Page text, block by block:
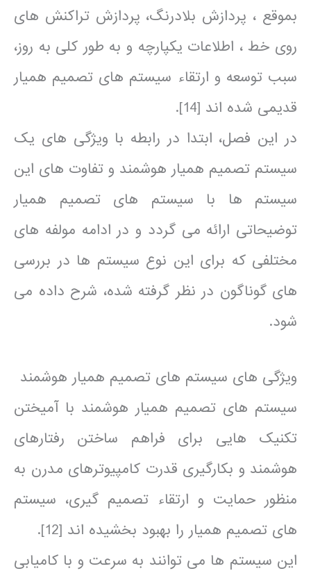
بموقع ، پردازش بلادرنگ، پردازش تراکنش های
روی خط ، اطلاعات یکپارچه و به طور کلی به روز،
سبب توسعه و ارتقاء سیستم های تصمیم همیار
قدیمی شده اند [14].
در این فصل، ابتدا در رابطه با ویژگی های یک
سیستم تصمیم همیار هوشمند و تفاوت های این
سیستم ها با سیستم های تصمیم همیار
توضیحاتی ارائه می گردد و در ادامه مولفه های
مختلفی که برای این نوع سیستم ها در بررسی
های گوناگون در نظر گرفته شده، شرح داده می
شود.
ویژگی های سیستم های تصمیم همیار هوشمند
سیستم های تصمیم همیار هوشمند با آمیختن
تکنیک هایی برای فراهم ساختن رفتارهای
هوشمند و بکارگیری قدرت کامپیوترهای مدرن به
منظور حمایت و ارتقاء تصمیم گیری، سیستم
های تصمیم همیار را بهبود بخشیده اند [12].
این سیستم ها می توانند به سرعت و با کامیابی